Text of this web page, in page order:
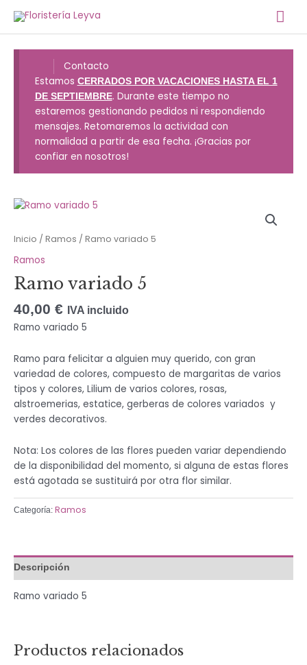
contenido
Contacto
Estamos CERRADOS POR VACACIONES HASTA EL 1
DE SEPTIEMBRE. Durante este tiempo no
estaremos gestionando pedidos ni respondiendo
mensajes. Retomaremos la actividad con
normalidad a partir de esa fecha. ¡Gracias por
confiar en nosotros!
Inicio / Ramos / Ramo variado 5
Ramos
Ramo variado 5
40,00 € IVA incluido
Ramo variado 5
Ramo para felicitar a alguien muy querido, con gran
variedad de colores, compuesto de margaritas de varios
tipos y colores, Lilium de varios colores, rosas,
alstroemerias, estatice, gerberas de colores variados y
verdes decorativos.
Nota: Los colores de las flores pueden variar dependiendo
de la disponibilidad del momento, si alguna de estas flores
está agotada se sustituirá por otra flor similar.
Categoría: Ramos
Descripción
Ramo variado 5
Productos relacionados